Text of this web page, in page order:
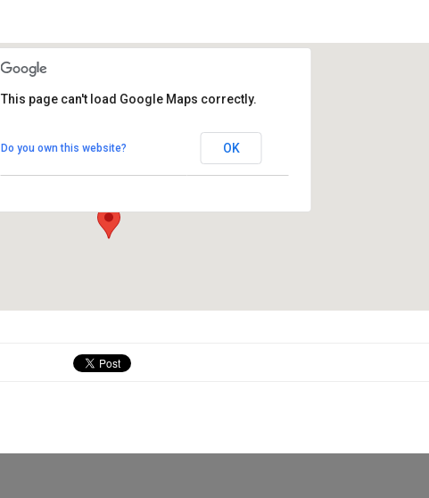
Plaça Cal Figueres 1 - Hostalets de Pierola
View Events
This page can't load Google Maps correctly.
Do you own this website? OK